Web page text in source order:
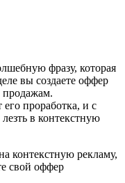
фразу, которая
вы создаете оффер
продажам.
его проработка, и с
в контекстную